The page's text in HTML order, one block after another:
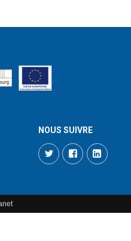
NOUS SUIVRE
TwitterFacebook